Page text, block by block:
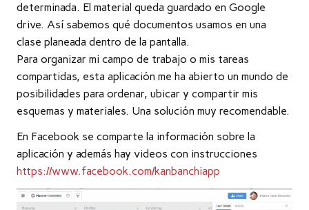
determinada. El material queda guardado en Google
drive. Así sabemos qué documentos usamos en una
clase planeada dentro de la pantalla.
Para organizar mi campo de trabajo o mis tareas
compartidas, esta aplicación me ha abierto un mundo de
posibilidades para ordenar, ubicar y compartir mis
esquemas y materiales. Una solución muy recomendable.
En Facebook se comparte la información sobre la
aplicación y además hay videos con instrucciones
https://www.facebook.com/kanbanchiapp